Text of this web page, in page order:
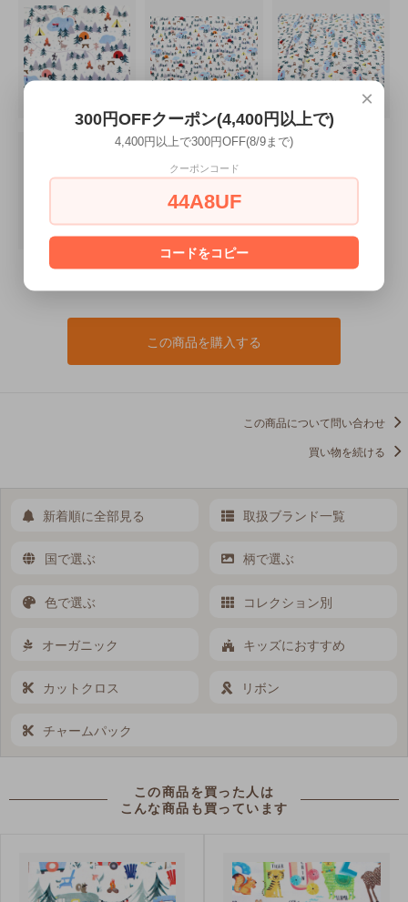
この商品を購入する
この商品について問い合わせ
買い物を続ける
新着順に全部見る 取扱ブランド一覧
国で選ぶ 柄で選ぶ
色で選ぶ コレクション別
オーガニック キッズにおすすめ
カットクロス リボン
チャームパック
この商品を買った人は
こんな商品も買っています
×
300円OFFクーポン(4,400円以上で)
4,400円以上で300円OFF(8/9まで)
クーポンコード
44A8UF
コードをコピー